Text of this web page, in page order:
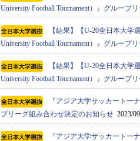
University Football Tournament）』グループ
【結果】【U-20全日本大学
University Football Tournament）』グループ
【結果】【U-20全日本大学
University Football Tournament）』グループ
『アジア⼤学サッカートー
プリーグ組み合わせ決定のお知らせ 2023/
『アジア⼤学サッカートー